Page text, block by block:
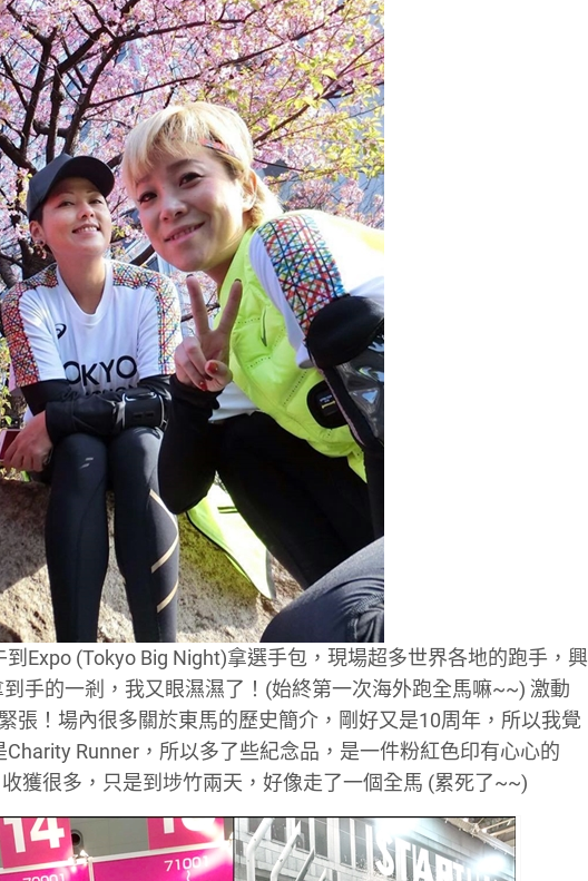
Expo (Tokyo Big Night)拿選手包，現場超多世界各地的跑手，興
手的一剎，我又眼濕濕了！(始終第一次海外跑全馬嘛~~) 激動
張！場內很多關於東馬的歷史簡介，剛好又是10周年，所以我覺
Runner，所以多了些紀念品，是一件粉紅色印有心心的
獲很多，只是到埗竹兩天，好像走了一個全馬 (累死了~~)